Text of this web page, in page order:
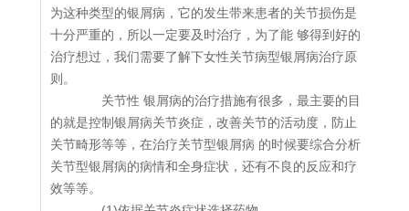
为这种类型的银屑病，它的发生带来患者的关节损伤是
十分严重的，所以一定要及时治疗，为了能 够得到好的
治疗想过，我们需要了解下女性关节病型银屑病治疗原
则。
关节性 银屑病的治疗措施有很多，最主要的目
的就是控制银屑病关节炎症，改善关节的活动度，防止
关节畸形等等，在治疗关节型银屑病 的时候要综合分析
关节型银屑病的病情和全身症状，还有不良的反应和疗
效等等。